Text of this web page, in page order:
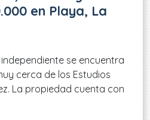
en Playa, La
se encuentra
cerca de los Estudios
La propiedad cuenta con